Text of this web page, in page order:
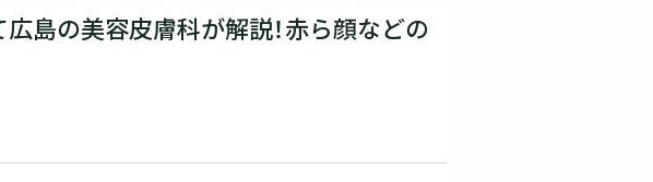
島の美容皮膚科が解説！赤ら顔などの